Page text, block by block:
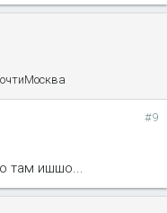
#9
там ишшо...